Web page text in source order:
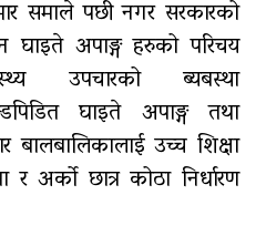
फुटबल हस्तान्तरण
समाले पछी नगर सरकारको
घाइते अपाङ्ग हरुको परिचय
उपचारको ब्यबस्था
घाइते अपाङ्ग तथा
बालबालिकालाई उच्च शिक्षा
अर्को छात्र कोठा निर्धारण